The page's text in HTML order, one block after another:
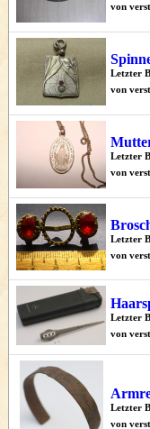
von
Letzter
von
Letzter
von
Letzter
von
Letzter
von
Letzter
von